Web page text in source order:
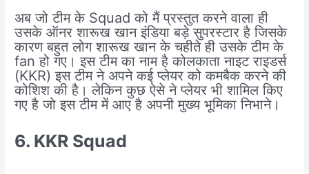
अब जो टीम के Squad को मैं प्रस्तुत करने वाला ही
उसके ऑनर शारूख खान इंडिया बड़े सुपरस्टार है जिसके
कारण बहुत लोग शारूख खान के चहीते ही उसके टीम के
fan हो गए। इस टीम का नाम है कोलकाता नाइट राइडर्स
(KKR) इस टीम ने अपने कई प्लेयर को कमबैक करने की
कोशिश की है। लेकिन कुछ ऐसे ने प्लेयर भी शामिल किए
गए है जो इस टीम में आए है अपनी मुख्य भूमिका निभाने।
6. KKR Squad